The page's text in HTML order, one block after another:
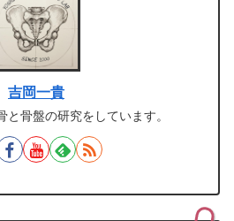
吉岡一貴
と骨盤の研究をしています。